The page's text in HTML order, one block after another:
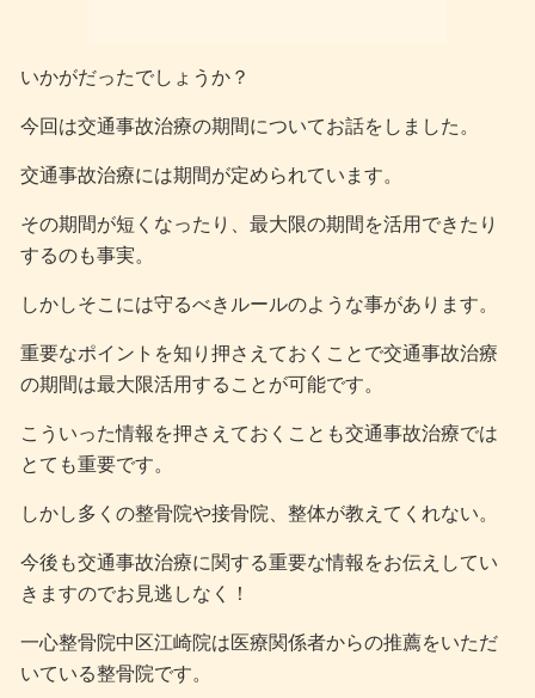
いかがだったでしょうか？
今回は交通事故治療の期間についてお話をしました。
交通事故治療には期間が定められています。
その期間が短くなったり、最大限の期間を活用できたり
するのも事実。
しかしそこには守るべきルールのような事があります。
重要なポイントを知り押さえておくことで交通事故治療
の期間は最大限活用することが可能です。
こういった情報を押さえておくことも交通事故治療では
とても重要です。
しかし多くの整骨院や接骨院、整体が教えてくれない。
今後も交通事故治療に関する重要な情報をお伝えしてい
きますのでお見逃しなく！
一心整骨院中区江崎院は医療関係者からの推薦をいただ
いている整骨院です。